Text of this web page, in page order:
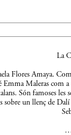
La
Flores Amaya.
Emma Maleras com
Són famoses
sobre un llenç de